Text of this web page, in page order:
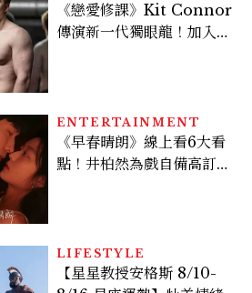
《戀愛修課》Kit Connor
傳演新一代獨眼龍！加入新
ENTERTAINMENT
《早春晴朗》線上看6大看
點！井柏然為戲自備高訂，
LIFESTYLE
【星星教授安格斯 8/10-